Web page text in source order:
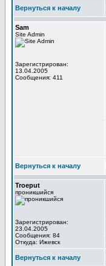
Вернуться к началу
Sam
Site Admin
Зарегистрирован:
13.04.2005
Сообщения: 411
Вернуться к началу
Troeput
проникшийся
Зарегистрирован:
23.04.2005
Сообщения: 84
Откуда: Ижевск
Вернуться к началу